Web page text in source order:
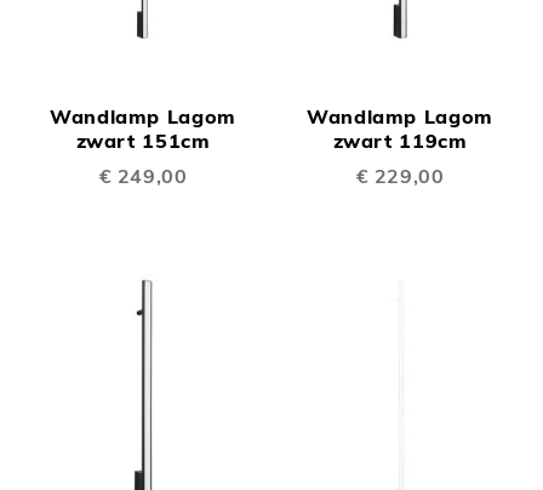
Wandlamp Lagom
zwart 151cm
€ 249,00
Wandlamp Lagom
zwart 119cm
€ 229,00